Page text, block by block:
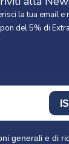
la tua email e
del 5% di
generali e di